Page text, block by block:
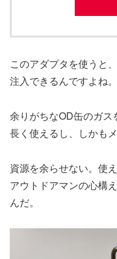
このアダプタを使うと
注入できるんですよね。
余りがちなOD缶のガス
長く使えるし、しかも
資源を余らせない。使
アウトドアマンの心構
んだ。